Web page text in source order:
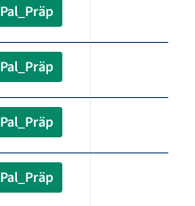
Pal_Präp
Pal_Präp
Pal_Präp
Pal_Präp